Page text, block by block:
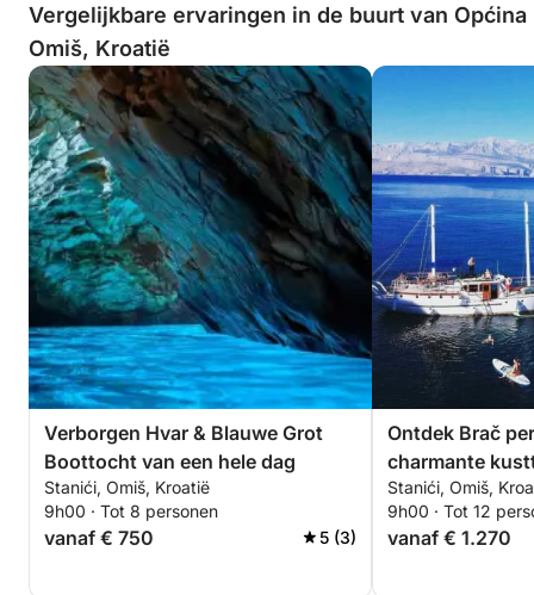
Vergelijkbare ervaringen in de buurt van Općina
Omiš, Kroatië
Verborgen Hvar & Blauwe Grot
Boottocht van een hele dag
Stanići, Omiš, Kroatië
9h00 · Tot 8 personen
vanaf € 750 5 (3)
Ontdek Brač
charmante
Stanići, Omiš,
9h00 · Tot 12
vanaf € 1.270